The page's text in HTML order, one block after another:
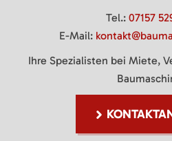
Tel.: 07157
E-Mail:
Ihre Spezialisten bei Miete,